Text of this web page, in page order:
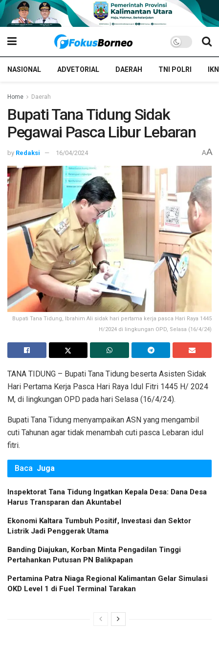
NASIONAL ADVETORIAL DAERAH TNI POLRI IKN
Home Daerah
Bupati Tana Tidung Sidak
Pegawai Pasca Libur Lebaran
by Redaksi 16/04/2024 AA
Bupati Tana Tidung, Ibrahim Ali sidak hari pertama kerja pasca Hari Raya 1445
H/2024 di lingkungan OPD, Selasa (16/4/24)
TANA TIDUNG – Bupati Tana Tidung beserta Asisten Sidak
Hari Pertama Kerja Pasca Hari Raya Idul Fitri 1445 H/ 2024
M, di lingkungan OPD pada hari Selasa (16/4/24).
Bupati Tana Tidung menyampaikan ASN yang mengambil
cuti Tahunan agar tidak menambah cuti pasca Lebaran idul
fitri.
Baca Juga
Inspektorat Tana Tidung Ingatkan Kepala Desa: Dana Desa
Harus Transparan dan Akuntabel
Ekonomi Kaltara Tumbuh Positif, Investasi dan Sektor
Listrik Jadi Penggerak Utama
Banding Diajukan, Korban Minta Pengadilan Tinggi
Pertahankan Putusan PN Balikpapan
Pertamina Patra Niaga Regional Kalimantan Gelar Simulasi
OKD Level 1 di Fuel Terminal Tarakan